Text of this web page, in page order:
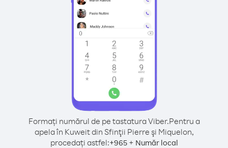
Formați numărul de pe tastatura Viber.Pentru a
apela în Kuweit din Sfinţii Pierre şi Miquelon,
procedați astfel:+965+ Număr local